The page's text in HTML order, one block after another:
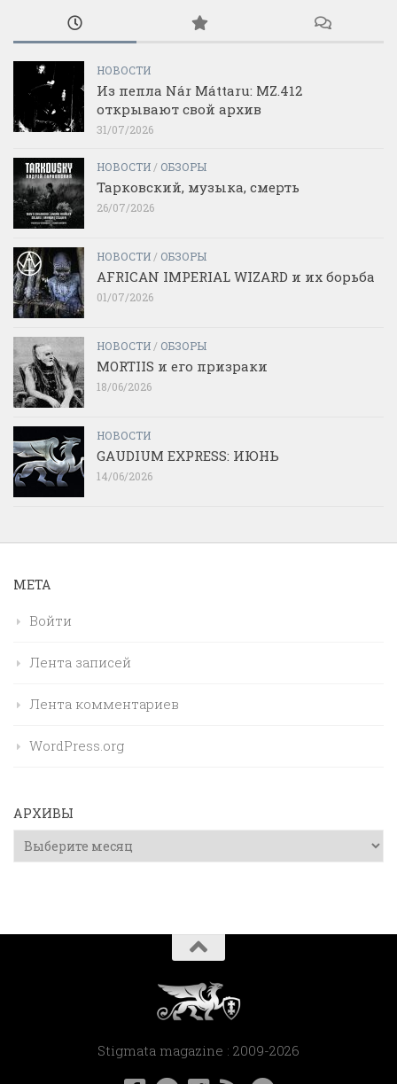
НОВОСТИ
Из пепла Nár Máttaru: MZ.412
открывают свой архив
31/07/2026
НОВОСТИ / ОБЗОРЫ
Тарковский, музыка, смерть
26/07/2026
НОВОСТИ / ОБЗОРЫ
AFRICAN IMPERIAL WIZARD и их борьба
01/07/2026
НОВОСТИ / ОБЗОРЫ
MORTIIS и его призраки
18/06/2026
НОВОСТИ
GAUDIUM EXPRESS: ИЮНЬ
14/06/2026
МЕТА
Войти
Лента записей
Лента комментариев
WordPress.org
АРХИВЫ
Архивы
Stigmata magazine : 2009-2026